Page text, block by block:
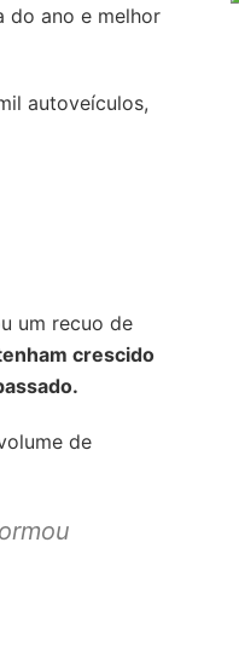
do ano e melhor
autoveículos,
um recuo de
crescido
de